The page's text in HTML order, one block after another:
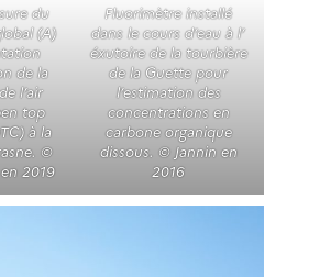
du
(A)
de la
l’air
top
à la
©
2019
Fluorimètre installé
dans le cours d’eau à l’
éxutoire de la tourbière
de la Guette pour
l’estimation des
concentrations en
carbone organique
dissous. © Jannin en
2016